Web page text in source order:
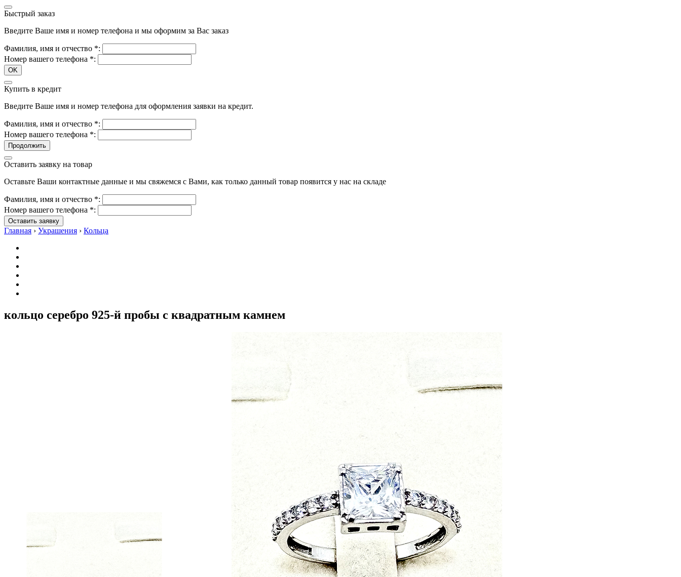
Быстрый заказ
Введите Ваше имя и номер телефона и мы оформим за Вас заказ
Фамилия, имя и отчество *:
Номер вашего телефона *:
OK
Купить в кредит
Введите Ваше имя и номер телефона для оформления заявки на кредит.
Фамилия, имя и отчество *:
Номер вашего телефона *:
Продолжить
Оставить заявку на товар
Оставьте Ваши контактные данные и мы свяжемся с Вами, как только данный товар появится у нас на складе
Фамилия, имя и отчество *:
Номер вашего телефона *:
Оставить заявку
Главная › Украшения › Кольца
кольцо серебро 925-й пробы с квадратным камнем